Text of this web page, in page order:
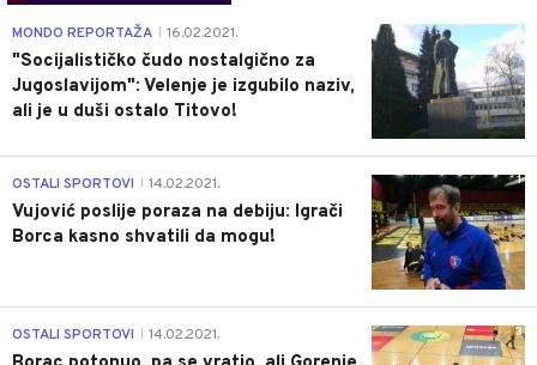
4
MONDO REPORTAŽA 16.02.2021.
"Socijalističko čudo nostalgično za
Jugoslavijom": Velenje je izgubilo naziv,
ali je u duši ostalo Titovo!
1
OSTALI SPORTOVI 14.02.2021.
Vujović poslije poraza na debiju: Igrači
Borca kasno shvatili da mogu!
3
OSTALI SPORTOVI 14.02.2021.